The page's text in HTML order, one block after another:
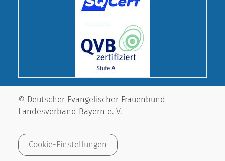
© Deutscher Evangelischer Frauenbund
Landesverband Bayern e. V.
Cookie-Einstellungen